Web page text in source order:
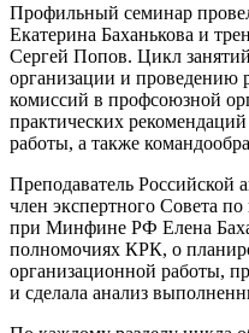
Профильный семинар
Екатерина Баханькова и
Сергей Попов. Цикл
организации и проведению
комиссий в профсоюзной
практических
работы, а также
Преподаватель Российской
член экспертного Совета
при Минфине РФ Елена
полномочиях КРК, о
организационной работы,
и сделала анализ